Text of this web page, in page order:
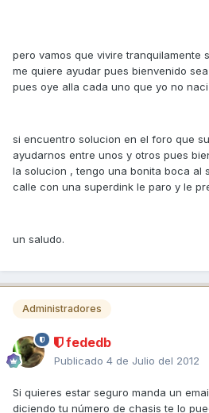
pero vamos que vivire tranquilamente
me quiere ayudar pues bienvenido
pues oye alla cada uno que yo no
si encuentro solucion en el foro que
ayudarnos entre unos y otros pues
la solucion , tengo una bonita boca al
calle con una superdink le paro y le
un saludo.
Administradores
fededb
Publicado 4 de Julio del 2012
Si quieres estar seguro manda un
diciendo tu número de chasis te lo